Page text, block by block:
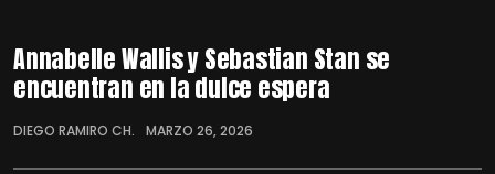
Annabelle Wallis y Sebastian Stan se
encuentran en la dulce espera
DIEGO RAMIRO CH. MARZO 26, 2026